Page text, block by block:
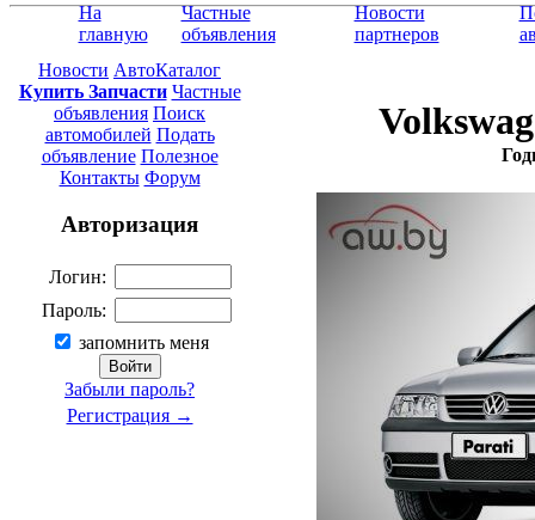
На
главную
Частные
объявления
Новости
партнеров
Новости АвтоКаталог
Купить Запчасти Частные
объявления Поиск
автомобилей Подать
объявление Полезное
Контакты Форум
Авторизация
Логин:
Пароль:
запомнить меня
Забыли пароль?
Регистрация →